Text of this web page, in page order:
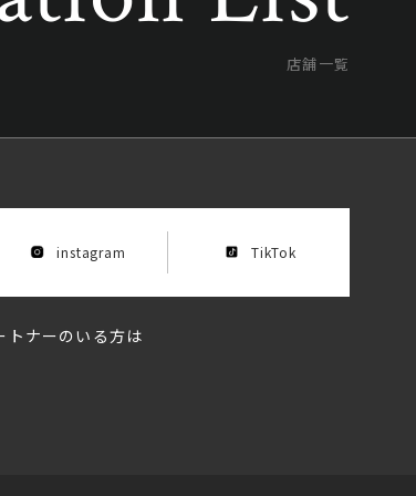
店舗一覧
instagram TikTok
ナーのいる方は